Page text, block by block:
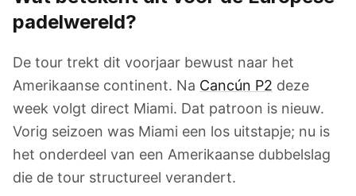
padelwereld?
De tour trekt dit voorjaar bewust naar het
Amerikaanse continent. Na Cancún P2 deze
week volgt direct Miami. Dat patroon is nieuw.
Vorig seizoen was Miami een los uitstapje; nu is
het onderdeel van een Amerikaanse dubbelslag
die de tour structureel verandert.